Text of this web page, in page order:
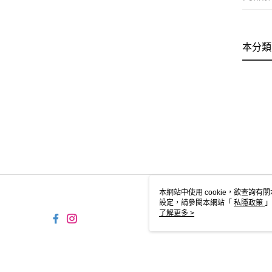
本分
本網站中使用 cookie，欲查詢有
設定，請參閱本網站「 私隱政策
用 cookie。
了解更多 >